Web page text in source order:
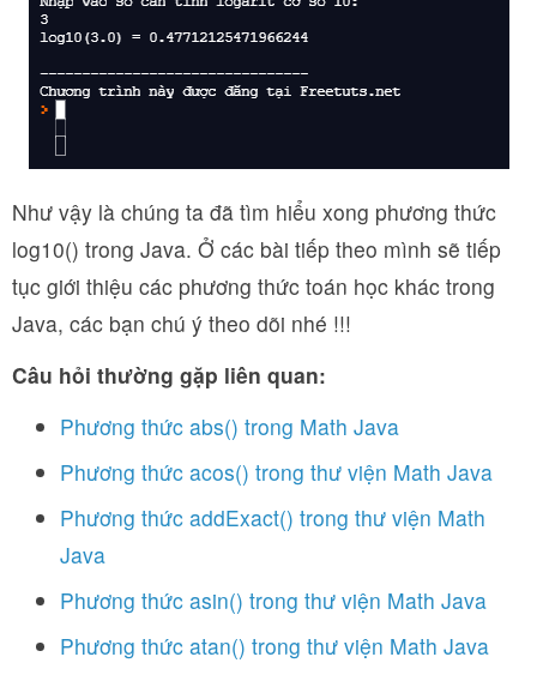
Như vậy là chúng ta đã tìm hiểu xong phương thức
log10() trong Java. Ở các bài tiếp theo mình sẽ tiếp
tục giới thiệu các phương thức toán học khác trong
Java, các bạn chú ý theo dõi nhé !!!
Câu hỏi thường gặp liên quan:
Phương thức abs() trong Math Java
Phương thức acos() trong thư viện Math Java
Phương thức addExact() trong thư viện Math
Java
Phương thức asin() trong thư viện Math Java
Phương thức atan() trong thư viện Math Java